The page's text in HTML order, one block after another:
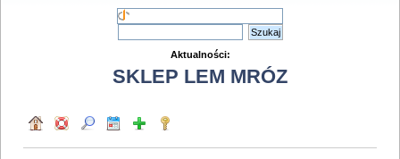
Aktualności:
SKLEP LEM MRÓZ